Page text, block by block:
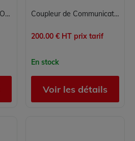
Module de sortie relais OMRON C200H-OC225 16 points 2A reconditionné Coupleur de Communication Réseau OMRON CJ1W-II101
200.00 € HT prix tarif
En stock
Voir les détails